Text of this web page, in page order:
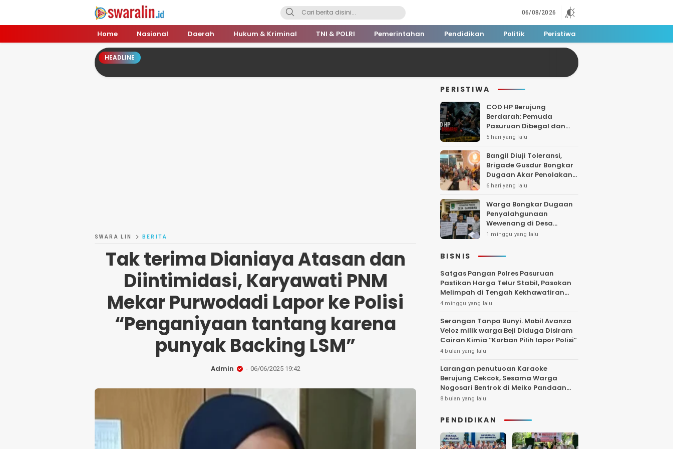
Swara Lin
Independent, Tajam & Profesional
06/08/2026
Home Nasional Daerah Hukum & Kriminal TNI & POLRI Pemerintahan Pendidikan Politik Peristiwa
HEADLINE
SWARA LIN BERITA
Tak terima Dianiaya Atasan dan
Diintimidasi, Karyawati PNM
Mekar Purwodadi Lapor ke Polisi
“Penganiyaan tantang karena
punyak Backing LSM”
Admin 06/06/2025 19:42
PERISTIWA
COD HP Berujung
Berdarah: Pemuda
Pasuruan Dibegal dan
Dibacok di Tengah Hutan
5 hari yang lalu
Bangil Diuji Toleransi,
Brigade Gusdur Bongkar
Dugaan Akar Penolakan
Tempat Ibadah
6 hari yang lalu
Warga Bongkar Dugaan
Penyalahgunaan
Wewenang di Desa
Gambiran, Isu Narkoba
1 minggu yang lalu
BISNIS
Satgas Pangan Polres Pasuruan
Pastikan Harga Telur Stabil, Pasokan
Melimpah di Tengah Kekhawatiran
Fluktuasi
4 minggu yang lalu
Serangan Tanpa Bunyi. Mobil Avanza
Veloz milik warga Beji Diduga Disiram
Cairan Kimia “Korban Pilih lapor Polisi”
4 bulan yang lalu
Larangan penutuoan Karaoke
Berujung Cekcok, Sesama Warga
Nogosari Bentrok di Meiko Pandaan
Hingga Larut Malam
8 bulan yang lalu
PENDIDIKAN